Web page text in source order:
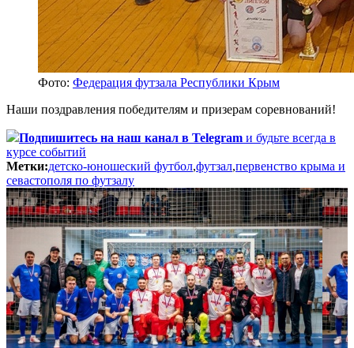
Фото: Федерация футзала Республики Крым
Наши поздравления победителям и призерам соревнований!
Подпишитесь на наш канал в Telegram и будьте всегда в
курсе событий
Метки:детско-юношеский футбол,футзал,первенство крыма и
севастополя по футзалу